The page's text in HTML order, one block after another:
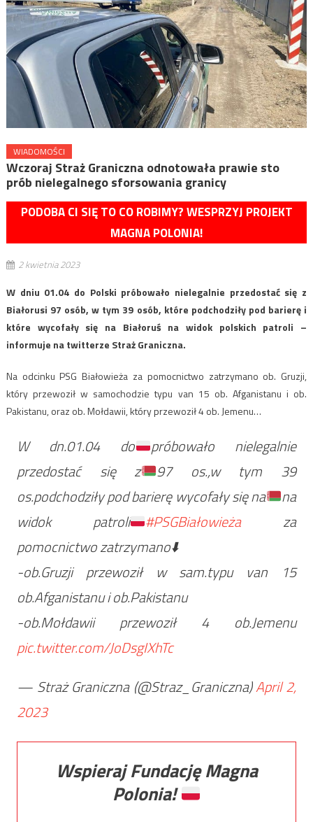
WIADOMOŚCI
Wczoraj Straż Graniczna odnotowała prawie sto
prób nielegalnego sforsowania granicy
PODOBA CI SIĘ TO CO ROBIMY? WESPRZYJ PROJEKT
MAGNA POLONIA!
2 kwietnia 2023
W dniu 01.04 do Polski próbowało nielegalnie przedostać się z
Białorusi 97 osób, w tym 39 osób, które podchodziły pod barierę i
które wycofały się na Białoruś na widok polskich patroli –
informuje na twitterze Straż Graniczna.
Na odcinku PSG Białowieża za pomocnictwo zatrzymano ob. Gruzji,
który przewoził w samochodzie typu van 15 ob. Afganistanu i ob.
Pakistanu, oraz ob. Mołdawii, który przewoził 4 ob. Jemenu…
W dn.01.04 do
próbowało nielegalnie
przedostać się z
97 os.,w tym 39
os.podchodziły pod barierę wycofały się na
na
widok patroli
#PSGBiałowieżaza
pomocnictwo zatrzymano⬇️
-ob.Gruzji przewoził w sam.typu van 15
ob.Afganistanu i ob.Pakistanu
-ob.Mołdawii przewoził 4 ob.Jemenu
pic.twitter.com/JoDsgIXhTc
— Straż Graniczna (@Straz_Graniczna)April 2,
2023
Wspieraj Fundację Magna
Polonia!